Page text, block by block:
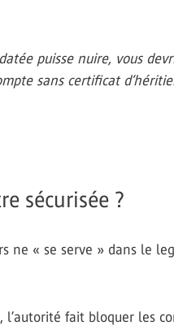
puisse nuire, vous
sans certificat
sécurisée ?
ne « se serve » dans le
l’autorité fait bloquer les